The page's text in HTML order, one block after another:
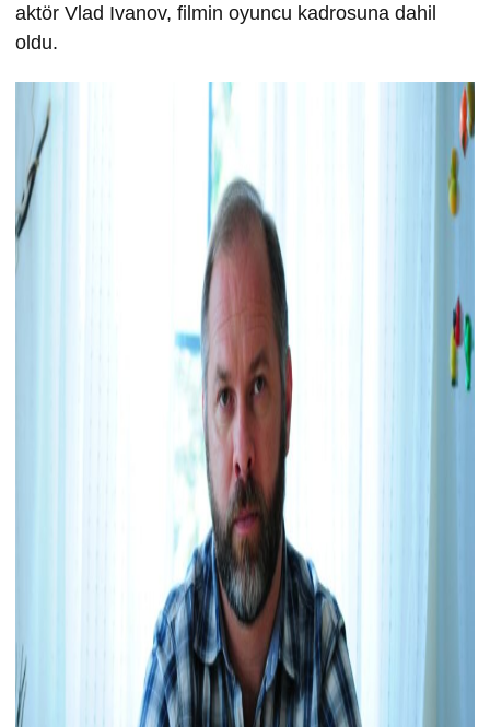
aktör Vlad Ivanov, filmin oyuncu kadrosuna dahil
oldu.